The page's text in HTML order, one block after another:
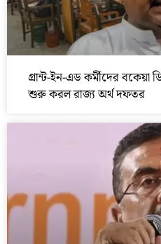
গ্রান্ট-ইন-এড কর্মীদের বকেয়া
শুরু করল রাজ্য অর্থ দফতর